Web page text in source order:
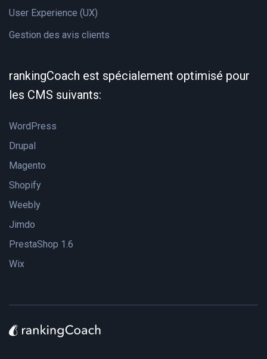
User Experience (UX)
Gestion des avis clients
rankingCoach est spécialement optimisé pour
les CMS suivants:
WordPress
Drupal
Magento
Shopify
Weebly
Jimdo
PrestaShop 1.6
Wix